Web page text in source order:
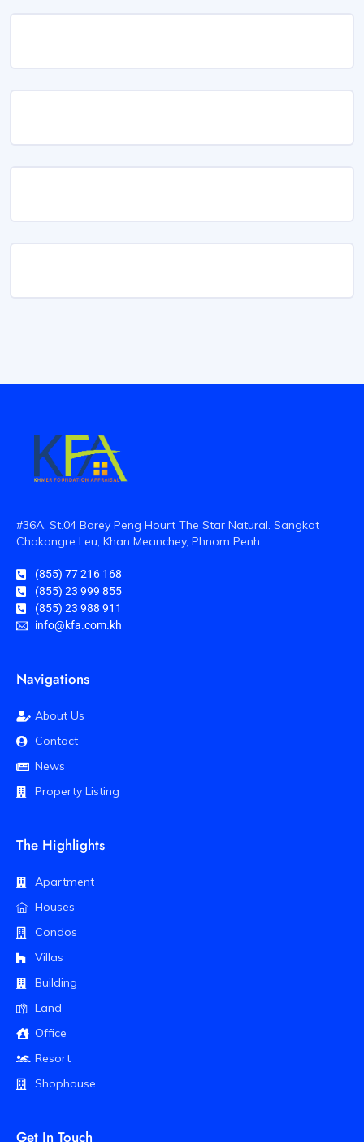
#36A, St.04 Borey Peng Hourt The Star Natural. Sangkat
Chakangre Leu, Khan Meanchey, Phnom Penh.
(855) 77 216 168
(855) 23 999 855
(855) 23 988 911
info@kfa.com.kh
Navigations
About Us
Contact
News
Property Listing
The Highlights
Apartment
Houses
Condos
Villas
Building
Land
Office
Resort
Shophouse
Get In Touch